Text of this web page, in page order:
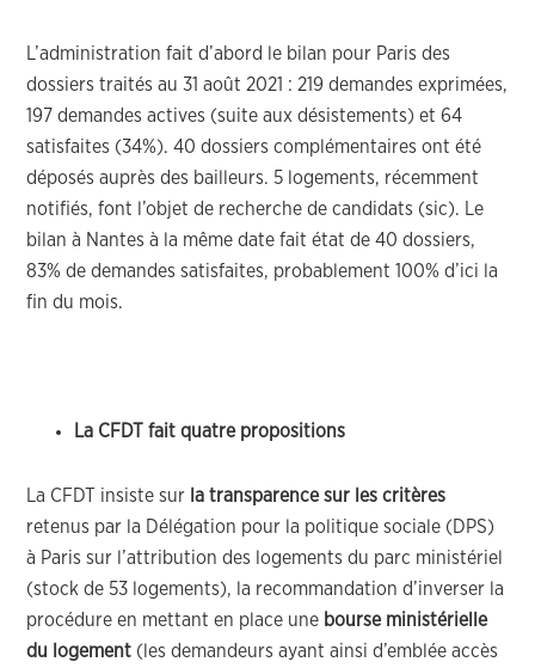
L’administration fait d’abord le bilan pour Paris des
dossiers traités au 31 août 2021 : 219 demandes exprimées,
197 demandes actives (suite aux désistements) et 64
satisfaites (34%). 40 dossiers complémentaires ont été
déposés auprès des bailleurs. 5 logements, récemment
notifiés, font l’objet de recherche de candidats (sic). Le
bilan à Nantes à la même date fait état de 40 dossiers,
83% de demandes satisfaites, probablement 100% d’ici la
fin du mois.
La CFDT fait quatre propositions
La CFDT insiste sur la transparence sur les critères
retenus par la Délégation pour la politique sociale (DPS)
à Paris sur l’attribution des logements du parc ministériel
(stock de 53 logements), la recommandation d’inverser la
procédure en mettant en place une bourse ministérielle
du logement (les demandeurs ayant ainsi d’emblée accès